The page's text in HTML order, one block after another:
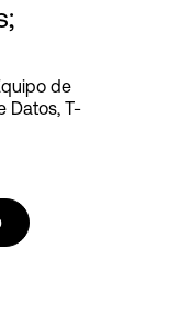
de
Datos, T-